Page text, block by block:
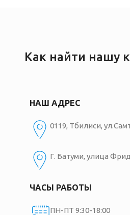
Как найти нашу
НАШ АДРЕС
0119, Тбилиси,
Г. Батуми, улица
ЧАСЫ РАБОТЫ
ПН-ПТ 9:30-18:00